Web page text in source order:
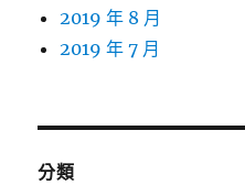
2019 年 8 月
2019 年 7 月
分類